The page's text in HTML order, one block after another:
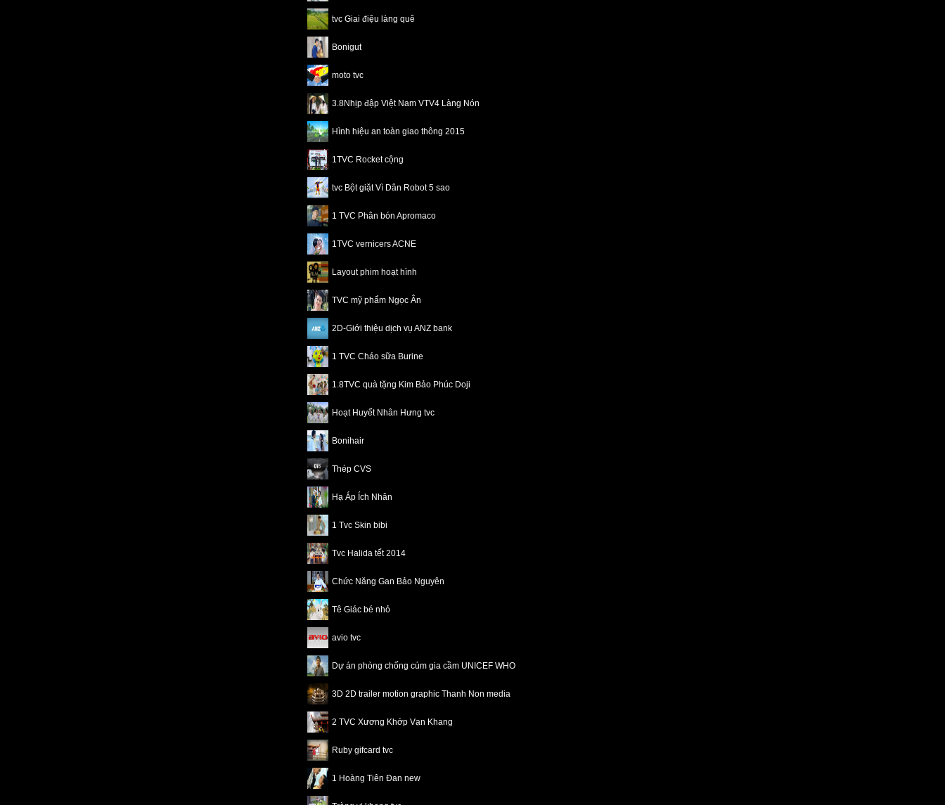
tvc Giai điệu làng quê
Bonigut
moto tvc
3.8Nhịp đập Việt Nam VTV4 Làng Nón
Hình hiệu an toàn giao thông 2015
1TVC Rocket cộng
tvc Bột giặt Vì Dân Robot 5 sao
1 TVC Phân bón Apromaco
1TVC vernicers ACNE
Layout phim hoạt hình
TVC mỹ phẩm Ngọc Ân
2D-Giới thiệu dịch vụ ANZ bank
1 TVC Cháo sữa Burine
1.8TVC quà tặng Kim Bảo Phúc Doji
Hoạt Huyết Nhân Hưng tvc
Bonihair
Thép CVS
Hạ Áp Ích Nhân
1 Tvc Skin bibi
Tvc Halida tết 2014
Chức Năng Gan Bảo Nguyên
Tê Giác bé nhỏ
avio tvc
Dự án phòng chống cúm gia cầm UNICEF WHO
3D 2D trailer motion graphic Thanh Non media
2 TVC Xương Khớp Vạn Khang
Ruby gifcard tvc
1 Hoàng Tiên Đan new